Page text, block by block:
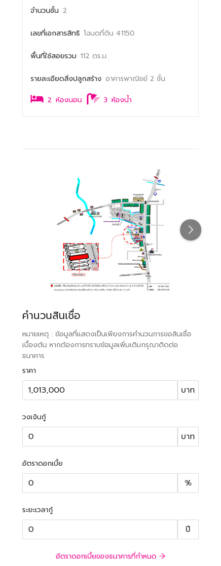
จำนวนชั้น 2
เลขที่เอกสารสิทธิ โฉนดที่ดิน 41150
พื้นที่ใช้สอยรวม 112 ตร.ม.
รายละเอียดสิ่งปลูกสร้าง อาคารพาณิชย์ 2 ชั้น
2 ห้องนอน 3 ห้องน้ำ
คำนวนสินเชื่อ
หมายเหตุ : ข้อมูลที่แสดงเป็นเพียงการคำนวนการขอสินเชื่อ
เบื้องต้น หากต้องการทราบข้อมูลเพิ่มเติมกรุณาติดต่อ
ธนาคาร
ราคา
บาท
วงเงินกู้
บาท
อัตราดอกเบี้ย
%
ระยะเวลากู้
ปี
อัตราดอกเบี้ยของธนาคารที่กำหนด